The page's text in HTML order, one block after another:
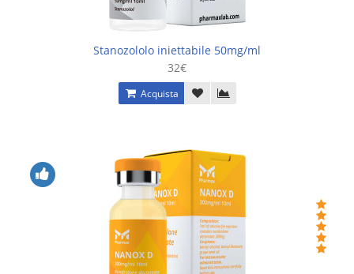
Stanozololo iniettabile 50mg/ml
32€
Acquista